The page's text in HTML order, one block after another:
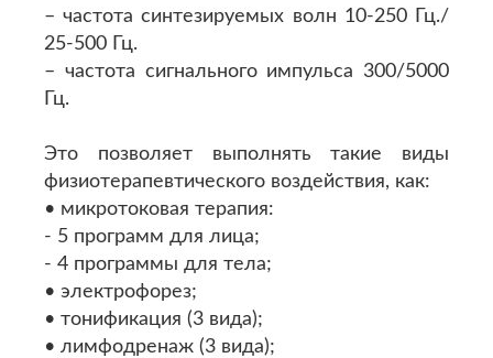
– частота синтезируемых волн 10-250 Гц./
25-500 Гц.
– частота сигнального импульса 300/5000
Гц.
Это позволяет выполнять такие виды
физиотерапевтического воздействия, как:
• микротоковая терапия:
- 5 программ для лица;
- 4 программы для тела;
• электрофорез;
• тонификация (3 вида);
• лимфодренаж (3 вида);